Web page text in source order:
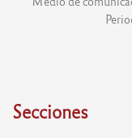
Secciones